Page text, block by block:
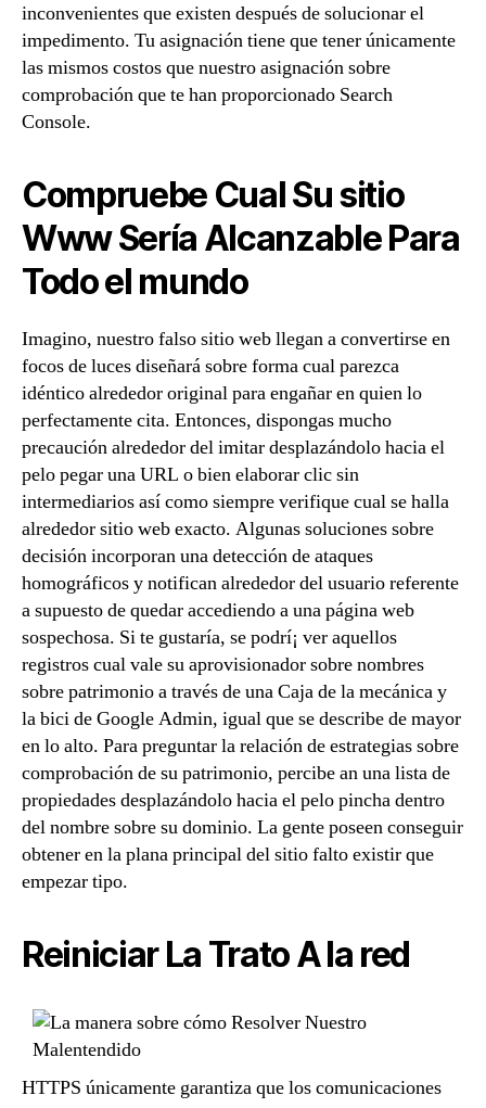
inconvenientes que existen después de solucionar el
impedimento. Tu asignación tiene que tener únicamente
las mismos costos que nuestro asignación sobre
comprobación que te han proporcionado Search
Console.
Compruebe Cual Su sitio
Www Serí­a Alcanzable Para
Todo el mundo
Imagino, nuestro falso sitio web llegan a convertirse en
focos de luces diseñará sobre forma cual parezca
idéntico alrededor original para engañar en quien lo
perfectamente cita. Entonces, dispongas mucho
precaución alrededor del imitar desplazándolo hacia el
pelo pegar una URL o bien elaborar clic sin
intermediarios así­ como siempre verifique cual se halla
alrededor sitio web exacto. Algunas soluciones sobre
decisión incorporan una detección de ataques
homográficos y notifican alrededor del usuario referente
a supuesto de quedar accediendo a una página web
sospechosa. Si te gustaría, se podrí¡ ver aquellos
registros cual vale su aprovisionador sobre nombres
sobre patrimonio a través de una Caja de la mecánica y
la bici de Google Admin, igual que se describe de mayor
en lo alto. Para preguntar la relación de estrategias sobre
comprobación de su patrimonio, percibe an una lista de
propiedades desplazándolo hacia el pelo pincha dentro
del nombre sobre su dominio. La gente poseen conseguir
obtener en la plana principal del sitio falto existir que
empezar tipo.
Reiniciar La Trato A la red
HTTPS únicamente garantiza que los comunicaciones